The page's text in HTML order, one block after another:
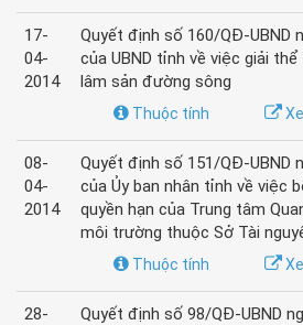
17-
04-
2014
Quyết định số 160/QĐ-UBND
của UBND tỉnh về việc giải
lâm sản đường sông
Thuộc tính
08-
04-
2014
Quyết định số 151/QĐ-UBND
của Ủy ban nhân tỉnh về việc
quyền hạn của Trung tâm
môi trường thuộc Sở Tài
Thuộc tính
28-
Quyết định số 98/QĐ-UBND